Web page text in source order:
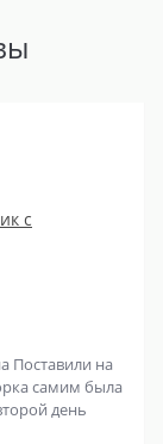
с
Поставили на
самим была
день